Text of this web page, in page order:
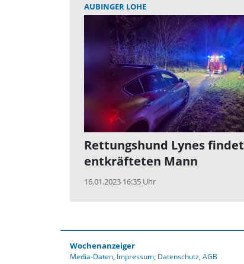
AUBINGER LOHE
Rettungshund Lynes findet
entkräfteten Mann
16.01.2023 16:35 Uhr
Wochenanzeiger
Media-Daten Impressum Datenschutz AGB